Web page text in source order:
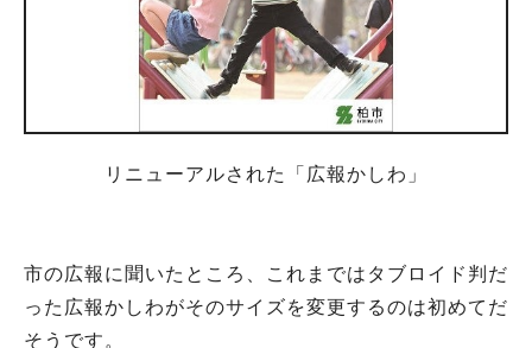
リニューアルされた「広報かしわ」
市の広報に聞いたところ、これまではタブロイド判だ
った広報かしわがそのサイズを変更するのは初めてだ
そうです。